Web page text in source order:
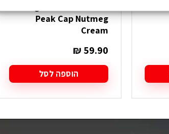
Peak Cap Nutmeg
Cream
₪ 59.90
הוספה לסל